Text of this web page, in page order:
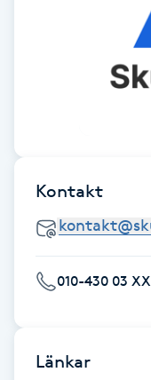
Fettreducering
Fotmassage
Kontakt
010-430 03 XX
Länkar